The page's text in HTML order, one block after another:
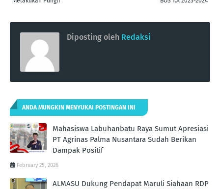
Diposting oleh Redaksi
ANDA MUNGKIN MENYUKAI POSTINGAN INI
Mahasiswa Labuhanbatu Raya Sumut Apresiasi
PT Agrinas Palma Nusantara Sudah Berikan
Dampak Positif
February 25, 2026
ALMASU Dukung Pendapat Maruli Siahaan RDP